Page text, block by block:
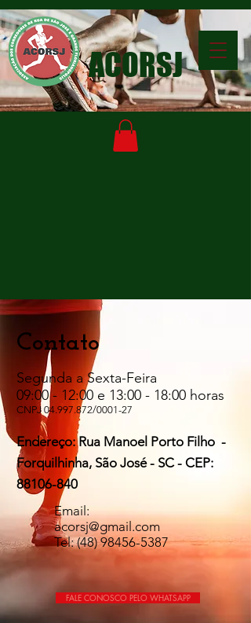
ACORSJ
Contato
Segunda a Sexta-Feira
09:00 - 12:00 e 13:00 - 18:00 horas
CNPJ 04.997.872/0001-27
Endereço: Rua Manoel Porto Filho -
Forquilhinha, São José - SC - CEP:
88106-840
Email:
acorsj@gmail.com
Tel:(48) 98456-5387
FALE CONOSCO PELO WHATSAPP